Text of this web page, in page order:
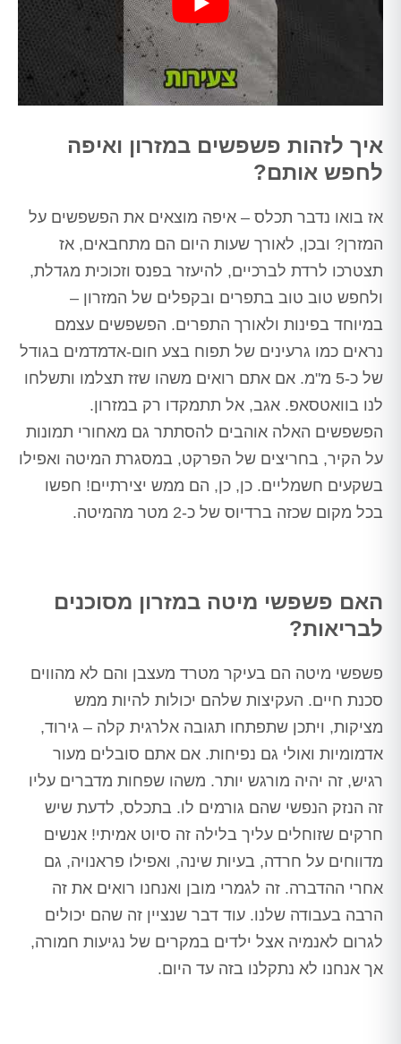
איך לזהות פשפשים במזרון ואיפה
לחפש אותם?
אז בואו נדבר תכלס – איפה מוצאים את הפשפשים על
המזרן? ובכן, לאורך שעות היום הם מתחבאים, אז
תצטרכו לרדת לברכיים, להיעזר בפנס וזכוכית מגדלת,
ולחפש טוב טוב בתפרים ובקפלים של המזרון –
במיוחד בפינות ולאורך התפרים. הפשפשים עצמם
נראים כמו גרעינים של תפוח בצע חום-אדמדמים בגודל
של כ-5 מ"מ. אם אתם רואים משהו שזז תצלמו ותשלחו
לנו בוואטסאפ. אגב, אל תתמקדו רק במזרון.
הפשפשים האלה אוהבים להסתתר גם מאחורי תמונות
על הקיר, בחריצים של הפרקט, במסגרת המיטה ואפילו
בשקעים חשמליים. כן, כן, הם ממש יצירתיים! חפשו
בכל מקום שכזה ברדיוס של כ-2 מטר מהמיטה.
האם פשפשי מיטה במזרון מסוכנים
לבריאות?
פשפשי מיטה הם בעיקר מטרד מעצבן והם לא מהווים
סכנת חיים. העקיצות שלהם יכולות להיות ממש
מציקות, ויתכן שתפתחו תגובה אלרגית קלה – גירוד,
אדמומיות ואולי גם נפיחות. אם אתם סובלים מעור
רגיש, זה יהיה מורגש יותר. משהו שפחות מדברים עליו
זה הנזק הנפשי שהם גורמים לו. בתכלס, לדעת שיש
חרקים שזוחלים עליך בלילה זה סיוט אמיתי! אנשים
מדווחים על חרדה, בעיות שינה, ואפילו פראנויה, גם
אחרי ההדברה. זה לגמרי מובן ואנחנו רואים את זה
הרבה בעבודה שלנו. עוד דבר שנציין זה שהם יכולים
לגרום לאנמיה אצל ילדים במקרים של נגיעות חמורה,
אך אנחנו לא נתקלנו בזה עד היום.